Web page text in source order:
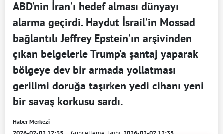
ABD’nin İran’ı hedef alması dünyayı
alarma geçirdi. Haydut İsrail’in Mossad
bağlantılı Jeffrey Epstein’ın arşivinden
çıkan belgelerle Trump’a şantaj yaparak
bölgeye dev bir armada yollatması
gerilimi doruğa taşırken yedi cihanı yeni
bir savaş korkusu sardı.
Haber Merkezi